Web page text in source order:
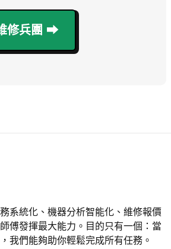
修兵團 ⮕
系統化、機器分析智能化、維修報價
傅發揮最大能力。目的只有一個：當
我們能夠助你輕鬆完成所有任務。